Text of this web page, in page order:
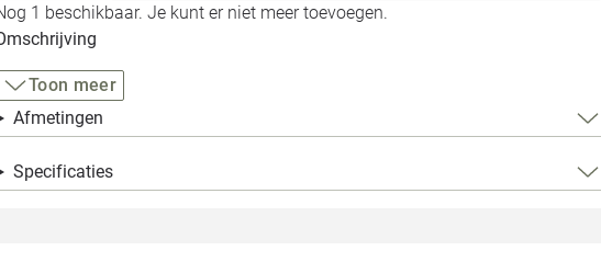
1 beschikbaar. Je kunt er niet meer toevoegen.
Toon meer
Afmetingen
Specificaties